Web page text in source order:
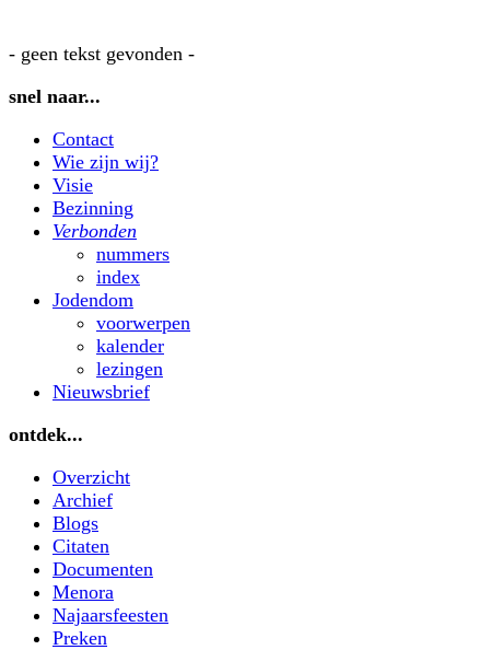
- geen tekst gevonden -
snel naar...
Contact
Wie zijn wij?
Visie
Bezinning
Verbonden
nummers
index
Jodendom
voorwerpen
kalender
lezingen
Nieuwsbrief
ontdek...
Overzicht
Archief
Blogs
Citaten
Documenten
Menora
Najaarsfeesten
Preken